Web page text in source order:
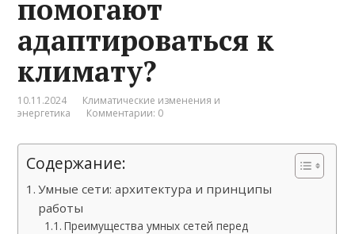
помогают
адаптироваться к
климату?
10.11.2024
Климатические изменения и
энергетика
Комментарии: 0
Содержание:
Умные сети: архитектура и принципы
работы
Преимущества умных сетей перед